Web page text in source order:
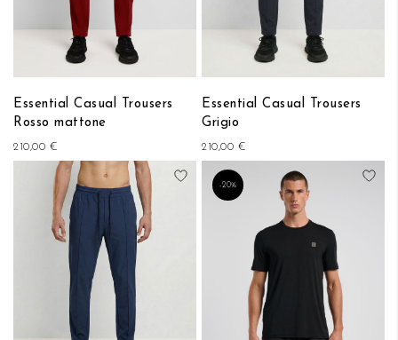
Essential Casual Trousers
Rosso mattone
210,00 €
Essential Casual Trousers
Grigio
210,00 €
Aggiungi alla lista desideri
-20%